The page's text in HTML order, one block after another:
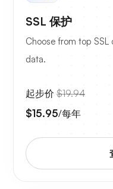
SSL 保护
Choose from top
data.
起步价 $19.94
$15.95/每年